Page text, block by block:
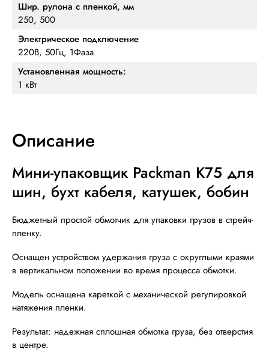
Шир. рулона с пленкой, мм
250, 500
Электрическое подключение
220В, 50Гц, 1Фаза
Установленная мощность:
1 кВт
Описание
Мини-упаковщик Packman K75 для
шин, бухт кабеля, катушек, бобин
Бюджетный простой обмотчик для упаковки грузов в стрейч-
пленку.
Оснащен устройством удержания груза с округлыми краями
в вертикальном положении во время процесса обмотки.
Модель оснащена кареткой с механической регулировкой
натяжения пленки.
Результат: надежная сплошная обмотка груза, без отверстия
в центре.